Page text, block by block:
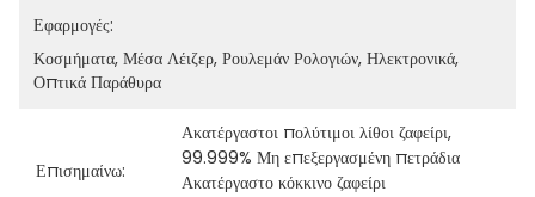
Εφαρμογές:
Κοσμήματα, Μέσα Λέιζερ, Ρουλεμάν Ρολογιών, Ηλεκτρονικά,
Οπτικά Παράθυρα
Επισημαίνω:
Ακατέργαστοι πολύτιμοι λίθοι ζαφείρι,
99.999% Μη επεξεργασμένη πετράδια
Ακατέργαστο κόκκινο ζαφείρι